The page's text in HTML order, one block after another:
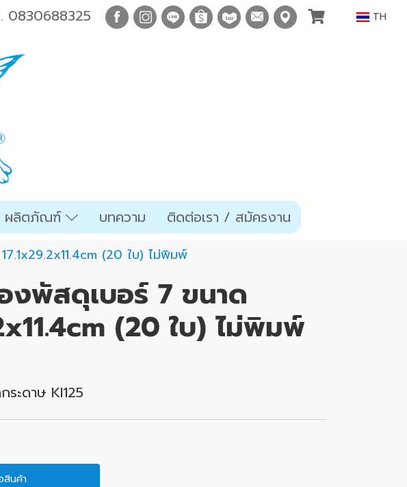
0830688325 TH
ผลิตภัณฑ์ บทความ ติดต่อเรา / สมัครงาน
(20 ใบ) ไม่พิมพ์
งพัสดุเบอร์ 7 ขนาด
(20 ใบ) ไม่พิมพ์
ะดาษ KI125
สินค้า